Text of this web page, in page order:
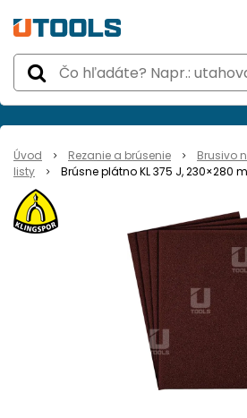
Úvod Rezanie a brúsenie Brusivo
listy
Brúsne plátno KL 375 J, 230×280